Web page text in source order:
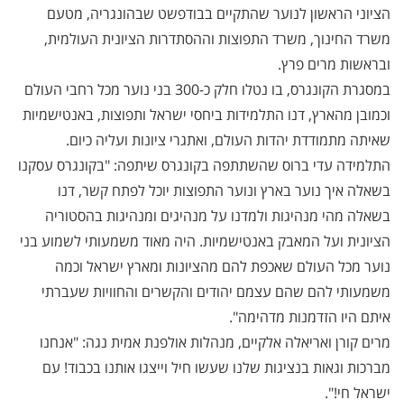
הציוני הראשון לנוער שהתקיים בבודפשט שבהונגריה, מטעם
משרד החינוך, משרד התפוצות וההסתדרות הציונית העולמית,
ובראשות מרים פרץ.
במסגרת הקונגרס, בו נטלו חלק כ-300 בני נוער מכל רחבי העולם
וכמובן מהארץ, דנו התלמידות ביחסי ישראל ותפוצות, באנטישמיות
שאיתה מתמודדת יהדות העולם, ואתגרי ציונות ועליה כיום.
התלמידה עדי ברוס שהשתתפה בקונגרס שיתפה: "בקונגרס עסקנו
בשאלה איך נוער בארץ ונוער התפוצות יוכל לפתח קשר, דנו
בשאלה מהי מנהיגות ולמדנו על מנהיגים ומנהיגות בהסטוריה
הציונית ועל המאבק באנטישמיות. היה מאוד משמעותי לשמוע בני
נוער מכל העולם שאכפת להם מהציונות ומארץ ישראל וכמה
משמעותי להם שהם עצמם יהודים והקשרים והחוויות שעברתי
איתם היו הזדמנות מדהימה".
מרים קורן ואריאלה אלקיים, מנהלות אולפנת אמית נגה: "אנחנו
מברכות וגאות בנציגות שלנו שעשו חיל וייצגו אותנו בכבוד! עם
ישראל חי!".